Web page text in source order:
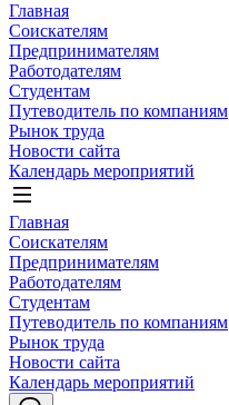
Главная
Соискателям
Предпринимателям
Работодателям
Студентам
Путеводитель по компаниям
Рынок труда
Новости сайта
Календарь мероприятий
Главная
Соискателям
Предпринимателям
Работодателям
Студентам
Путеводитель по компаниям
Рынок труда
Новости сайта
Календарь мероприятий